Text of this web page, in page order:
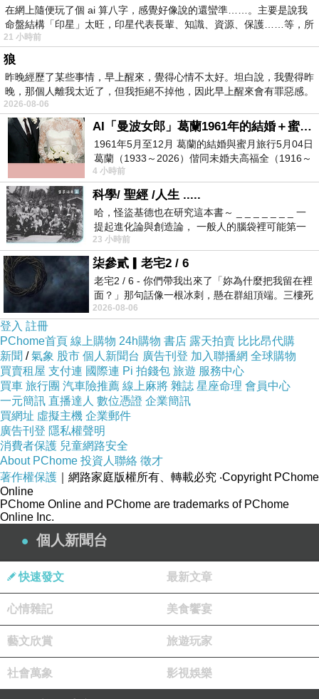
早餐時刻!往年，糖漬草莓我都會使用檸檬，今年，則是多
了一種新配方，想不到出乎我意料的很美味!
新配方就是用葡萄取代檸檬，一來酸味很柔和，二來果醬
的果膠呈現出來非常有光澤豐厚的感覺~
特別喜歡，草莓果醬和奶酪搭配的滋味，酸甜香加點奶
香，配上一杯咖啡，就是美好的早餐時刻!
【手作草莓葡萄果醬】
材料:草莓、葡萄、砂糖
步驟:
2.葡萄去籽去皮，切對半。
3.把草莓葡萄放到玻璃容器中，撒上水果重量的1/2的砂糖。糖漬過夜，
引出果膠。
4.開小火，視狀況加少量水或加砂糖，熬煮至濃稠狀，放入消毒過的玻
在網上隨便玩了個 ai 算八字，感覺好像說的還蠻準……。主要是說我
命盤結構「印星」太旺，印星代表長輩、知識、資源、保護……等，所
21 小時前
狼
昨晚經歷了某些事情，早上醒來，覺得心情不太好。坦白說，我覺得昨
晚，那個人離我太近了，但我拒絕不掉他，因此早上醒來會有罪惡感。
2026-08-06
AI「曼波女郎」葛蘭1961年的結婚＋蜜月旅行 #戀上老電影 #葛蘭 #粟子
1961年5月至12月 葛蘭的結婚與蜜月旅行5月04日
葛蘭（1933～2026）偕同未婚夫高福全（1916～
2004）乘郵輪赴倫敦6月15日於英國倫敦St.S
4 小時前
科學/ 聖經 /人生 .....
哈，怪盜基德也在研究這本書～ _ _ _ _ _ _ _ 一
提起進化論與創造論， 一般人的腦袋裡可能第一
時間就有「 進化論很科
23 小時前
柒參貳▎老宅2 / 6
老宅2 / 6 - 你們帶我出來了「妳為什麼把我留在裡
面？」那句話像一根冰刺，懸在群組頂端。三樓死
死盯著照片裡的人。那個人確實站在
2026-08-06
登入 註冊
PChome首頁 線上購物 24h購物 書店 露天拍賣 比比昂代購
新聞 /氣象 股市 個人新聞台 廣告刊登 加入聯播網 全球購物
買賣租屋 支付連 國際連 Pi 拍錢包 旅遊 服務中心
買車 旅行團 汽車險推薦 線上麻將 雜誌 星座命理 會員中心
一元簡訊 直播達人 數位憑證 企業簡訊
買網址 虛擬主機 企業郵件
廣告刊登 隱私權聲明
消費者保護 兒童網路安全
About PChome 投資人聯絡 徵才
著作權保護 ｜網路家庭版權所有、轉載必究 ‧Copyright PChome
Online
PChome Online and PChome are trademarks of PChome
Online Inc.
個人新聞台
快速發文 最新文章
心情雜記 美食饗宴
藝文欣賞 旅遊玩家
社會萬象 影視娛樂